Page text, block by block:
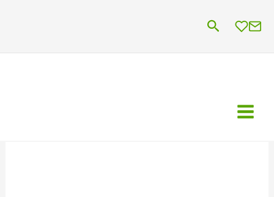
Suchen